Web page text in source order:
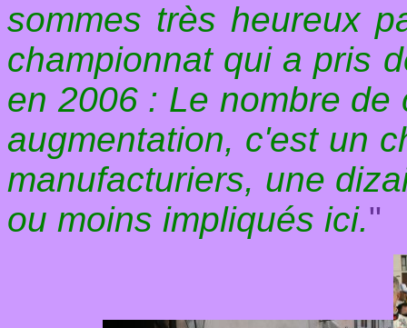
sommes très heureux
championnat qui a pris
en 2006 : Le nombre
augmentation, c'est un
manufacturiers, une
ou moins impliqués ici."